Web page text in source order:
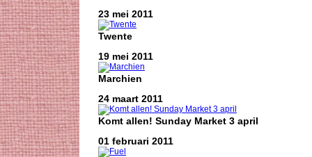
23 mei 2011
Twente
19 mei 2011
Marchien
24 maart 2011
Komt allen! Sunday Market 3 april
01 februari 2011